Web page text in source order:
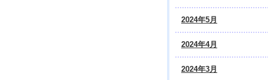
2024年5月
2024年4月
2024年3月